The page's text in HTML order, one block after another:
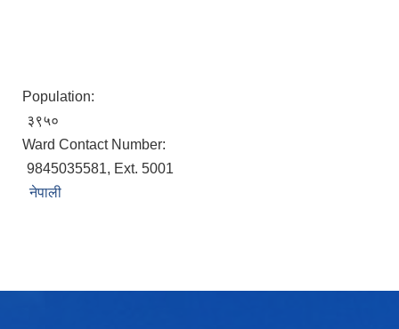
Population:
३९५०
Ward Contact Number:
9845035581, Ext. 5001
नेपाली